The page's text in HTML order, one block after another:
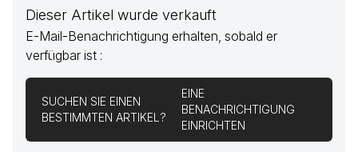
Dieser Artikel wurde verkauft
E-Mail-Benachrichtigung erhalten, sobald er
verfügbar ist :
SUCHEN SIE EINEN
BESTIMMTEN ARTIKEL?
EINE
BENACHRICHTIGUNG
EINRICHTEN